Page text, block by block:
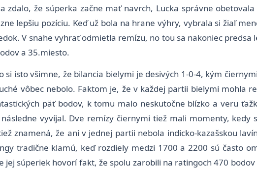
zdalo, že súperka začne mať navrch, Lucka správne
lepšiu pozíciu. Keď už bola na hrane výhry, vybrala si žiaľ
V snahe vyhrať odmietla remízu, no tou sa nakoniec
a 35.miesto.
si isto všimne, že bilancia bielymi je desivých 1-0-4, kým
vôbec nebolo. Faktom je, že v každej partii bielymi mohla
päť bodov, k tomu malo neskutočne blízko a veru
vyvíjal. Dve remízy čiernymi tiež mali momenty,
znamená, že ani v jednej partii nebola indicko-kazašskou
tradične klamú, keď rozdiely medzi 1700 a 2200 sú často
jej súperiek hovorí fakt, že spolu zarobili na ratingoch 470